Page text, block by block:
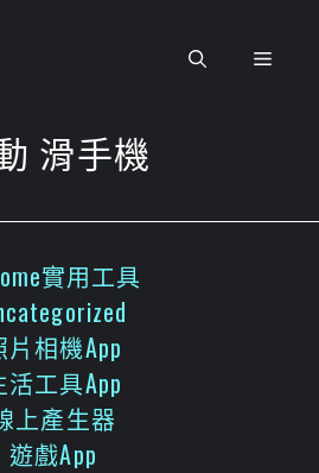
選
滑手機
實用工具
片相機App
活工具App
上產生器
遊戲App